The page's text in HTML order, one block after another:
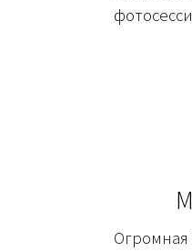
Огромная